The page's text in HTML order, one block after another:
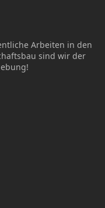
Arbeiten in den
sind wir der